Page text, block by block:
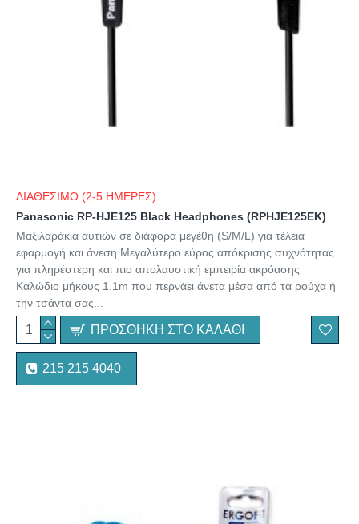
ΔΙΑΘΕΣΙΜΟ (2-5 ΗΜΕΡΕΣ)
Panasonic RP-HJE125 Black Headphones (RPHJE125EK)
Μαξιλαράκια αυτιών σε διάφορα μεγέθη (S/M/L) για τέλεια
εφαρμογή και άνεση Μεγαλύτερο εύρος απόκρισης συχνότητας
για πληρέστερη και πιο απολαυστική εμπειρία ακρόασης
Καλώδιο μήκους 1.1m που περνάει άνετα μέσα από τα ρούχα ή
την τσάντα σας...
ΠΡΟΣΘΉΚΗ ΣΤΟ ΚΑΛΆΘΙ
215 215 4040